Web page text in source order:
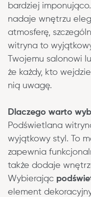
bardziej
nadaje wnętrzu
atmosferę,
witryna to
Twojemu salonowi
że każdy, kto
nią uwagę.
Dlaczego warto
Podświetlana
wyjątkowy styl. To
zapewnia
także dodaje
Wybierając
element